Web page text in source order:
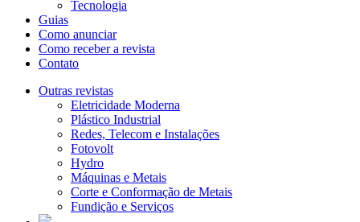
Tecnologia
Guias
Como anunciar
Como receber a revista
Contato
Outras revistas
Eletricidade Moderna
Plástico Industrial
Redes, Telecom e Instalações
Fotovolt
Hydro
Máquinas e Metais
Corte e Conformação de Metais
Fundição e Serviços